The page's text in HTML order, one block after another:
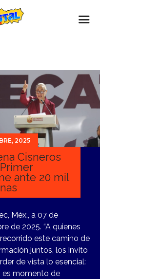
2025
Cisneros
ante 20 mil
Méx., a 07 de
de 2025. “A quienes
este camino de
juntos, los invito
de vista lo esencial:
es momento de